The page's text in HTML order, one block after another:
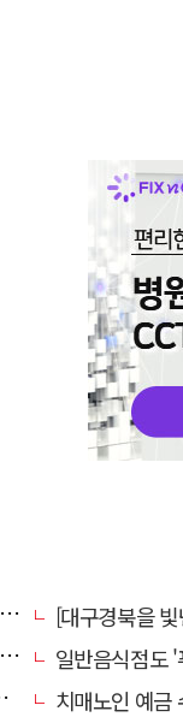
[대구경북을
일반음식점도 '푸
치매노인 예금 수